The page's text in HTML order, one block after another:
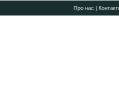
Про нас |